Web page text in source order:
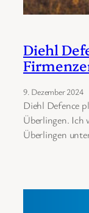
Diehl
9. Dezember 2024
Diehl Defence
Überlingen. Ich
Überlingen